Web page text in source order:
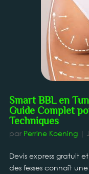
Smart BBL en
Guide Complet
Techniques
par Perrine Koening|
Devis express gratuit
des fesses connaît